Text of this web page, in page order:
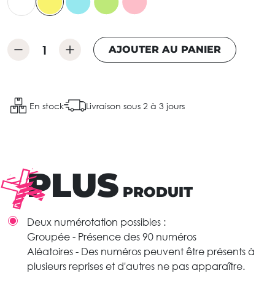
AJOUTER AU PANIER
En stock Livraison sous 2 à 3 jours
PLUS PRODUIT
Deux numérotation possibles :
Groupée - Présence des 90 numéros
Aléatoires - Des numéros peuvent être présents à
plusieurs reprises et d'autres ne pas apparaître.